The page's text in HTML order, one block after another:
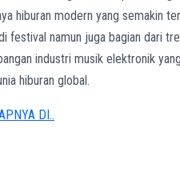
hiburan modern yang semakin
festival namun juga bagian dari
industri musik elektronik
hiburan global.
DI..